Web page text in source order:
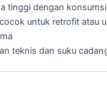
tinggi dengan
untuk retrofit atau
teknis dan suku